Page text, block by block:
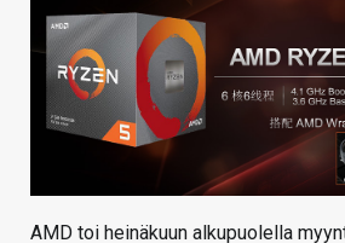
HAKU
AMD toi heinäkuun alkupuolella